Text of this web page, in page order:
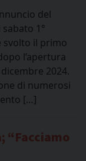
del
1°
svolto il primo
l’apertura
2024.
di numerosi
[…]
“Facciamo